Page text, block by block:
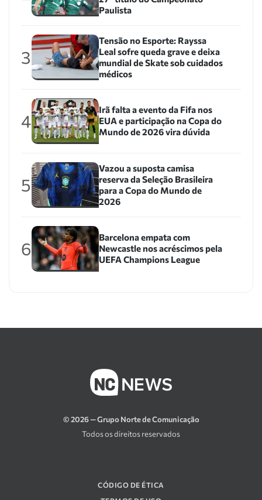
Paulista
3
Tensão no Esporte: Rayssa
Leal sofre queda grave e deixa
mundial de Skate sob cuidados
médicos
4
Irã falta a evento da Fifa nos
EUA e participação na Copa do
Mundo de 2026 vira dúvida
5
Vazou a suposta camisa
reserva da Seleção Brasileira
para a Copa do Mundo de
2026
6
Barcelona empata com
Newcastle nos acréscimos pela
UEFA Champions League
© 2026 — Grupo Norte de Comunicação
Todos os direitos reservados
CÓDIGO DE ÉTICA